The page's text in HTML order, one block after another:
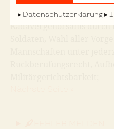
Datenschutzerklärung
und Unteroffiziere,
Kadavergehorsams